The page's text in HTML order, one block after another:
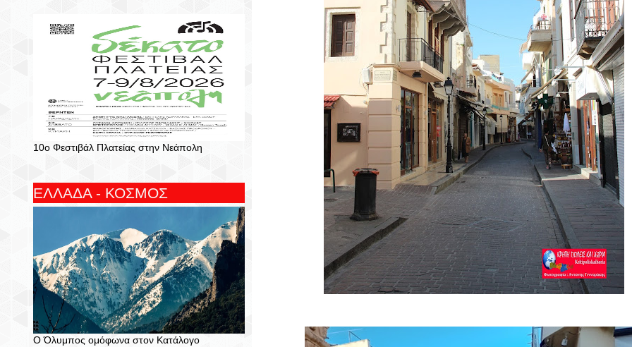
10ο Φεστιβάλ Πλατείας στην Νεάπολη
ΕΛΛΑΔΑ - ΚΟΣΜΟΣ
Ο Όλυμπος ομόφωνα στον Κατάλογο